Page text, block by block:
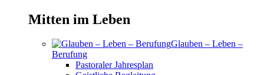
Mitten im Leben
Glauben – Leben –
Berufung
Pastoraler Jahresplan